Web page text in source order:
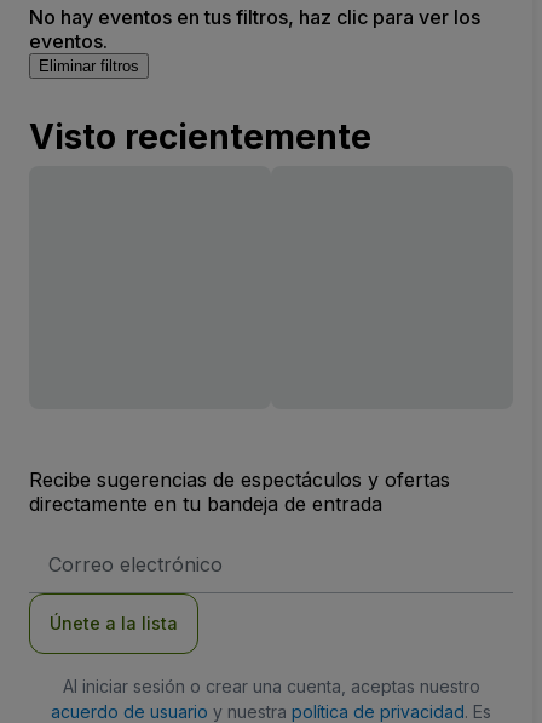
No hay eventos en tus filtros, haz clic para ver los
eventos.
Eliminar filtros
Visto recientemente
Recibe sugerencias de espectáculos y ofertas
directamente en tu bandeja de entrada
de
Únete a la lista
Al iniciar sesión o crear una cuenta, aceptas nuestro
acuerdo de usuario y nuestra política de privacidad. Es